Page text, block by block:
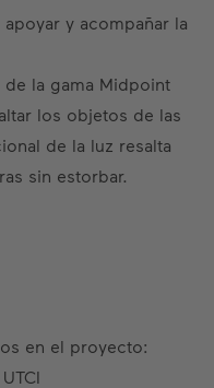
y acompañar la
de la gama Midpoint
los objetos de las
de la luz resalta
sin estorbar.
en el proyecto: